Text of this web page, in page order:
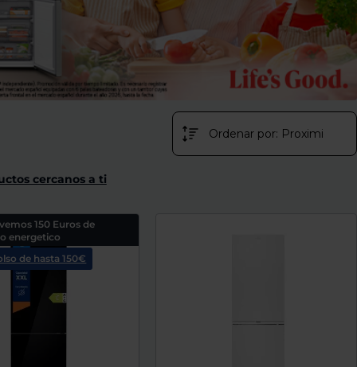
cercanos a ti
150 Euros de
energetico
de hasta 150€